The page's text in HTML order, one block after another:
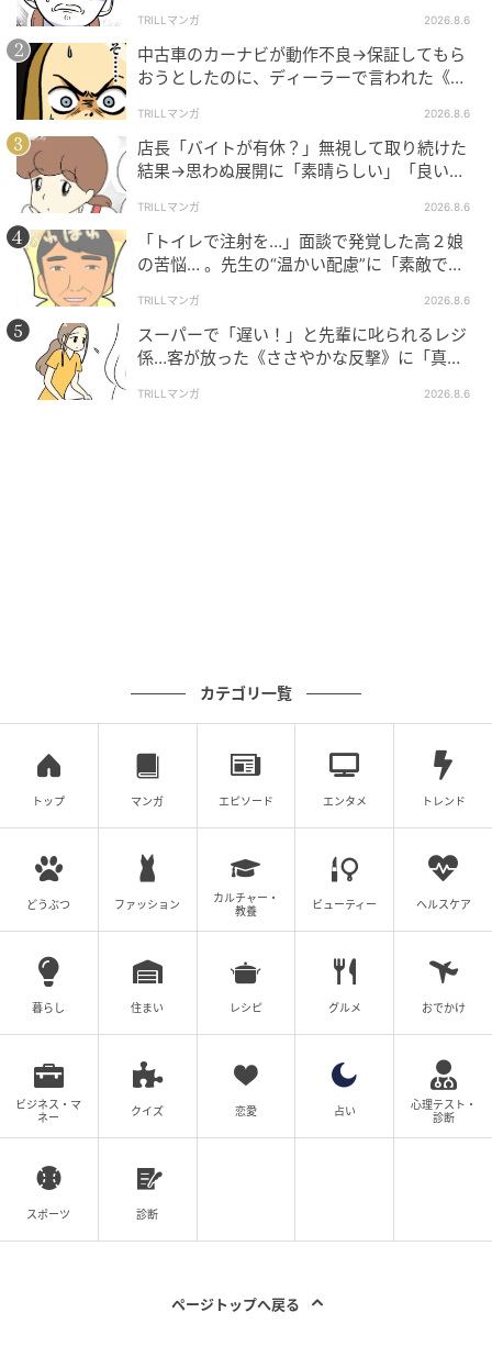
ぐに諦め…。ところが、すぐ後ろにいた長女が「ここ
にいますからー」とツッコミを入れ、場が和んだので
した。SAKURAさんはそんな3人のやりとりを見なが
ら、「姉妹のまとめ役は、なーさん」と微笑ましく思
うのでした。
弟のまとまりが出たように感じます」とのこと。長男
と長女が、なーさんを立てながら可愛がっている様子
が伝わってきますね。なーさんも2人に囲まれながら、
しっかり者としてのイニシアチブをとり、お兄さん気
分を味わいたいのかもしれません。
Instagram：SAKURA（@sakura.kosei ）
※本記事は過去に配信した内容を再編集して構成して
います。
TRILLマンガ 2026.8.6
中古車のカーナビが動作不良→保証してもら
おうとしたのに、ディーラーで言われた《事
TRILLマンガ 2026.8.6
店長「バイトが有休？」無視して取り続けた
結果→思わぬ展開に「素晴らしい」「良いこ
TRILLマンガ 2026.8.6
「トイレで注射を…」面談で発覚した高２娘
の苦悩… 。先生の“温かい配慮”に「素敵です
TRILLマンガ 2026.8.6
スーパーで「遅い！」と先輩に叱られるレジ
係…客が放った《ささやかな反撃》に「真似
TRILLマンガ 2026.8.6
カテゴリ一覧
トップ マンガ エピソード エンタメ トレンド
どうぶつ ファッション
カルチャー・
教養
ビューティー ヘルスケア
暮らし 住まい レシピ グルメ おでかけ
ビジネス・マ
ネー
クイズ 恋愛 占い
心理テスト・
診断
スポーツ 診断
ページトップへ戻る